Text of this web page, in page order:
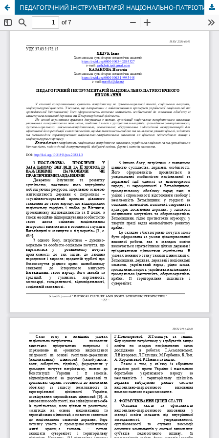
ПЕДАГОГІЧНИЙ ІНСТРУМЕНТАРІЙ НАЦІОНАЛЬНО-ПАТРІОТИЧНОГО ВИХОВАННЯ